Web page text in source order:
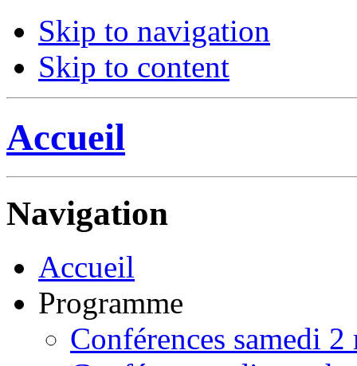
Skip to navigation
Skip to content
Accueil
Navigation
Accueil
Programme
Conférences samedi 2